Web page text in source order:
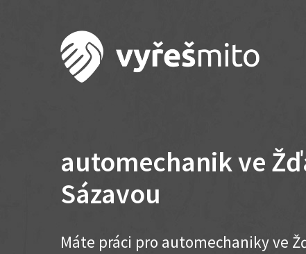
automechanik ve
Sázavou
Máte práci pro automechaniky ve